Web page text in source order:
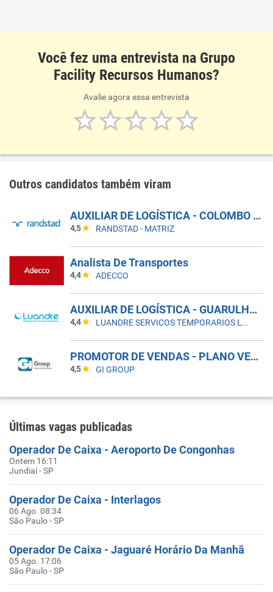
Você fez uma entrevista na Grupo
Facility Recursos Humanos?
Avalie agora essa entrevista
Outros candidatos também viram
AUXILIAR DE LOGÍSTICA - COLOMBO - PR
4,5 RANDSTAD - MATRIZ
Analista De Transportes
4,4 ADECCO
AUXILIAR DE LOGÍSTICA - GUARULHOS
4,4 LUANDRE SERVICOS TEMPORARIOS LTDA. (C-I)
PROMOTOR DE VENDAS - PLANO VERÃO 2026
4,5 GI GROUP
Últimas vagas publicadas
Operador De Caixa - Aeroporto De Congonhas
Ontem 16:11
Jundiaí - SP
Operador De Caixa - Interlagos
06 Ago. 08:34
São Paulo - SP
Operador De Caixa - Jaguaré Horário Da Manhã
05 Ago. 17:06
São Paulo - SP